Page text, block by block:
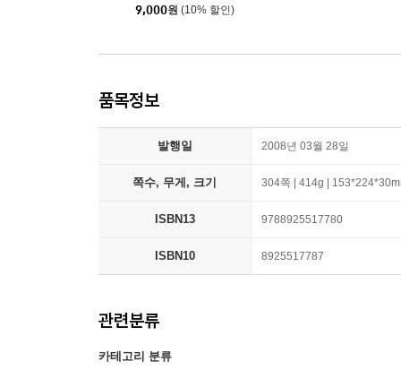
9,000원 (10% 할인)
품목정보
발행일 2008년 03월 28일
쪽수, 무게, 크기 304쪽 | 414g |
ISBN13 9788925517780
ISBN10 8925517787
관련분류
카테고리 분류